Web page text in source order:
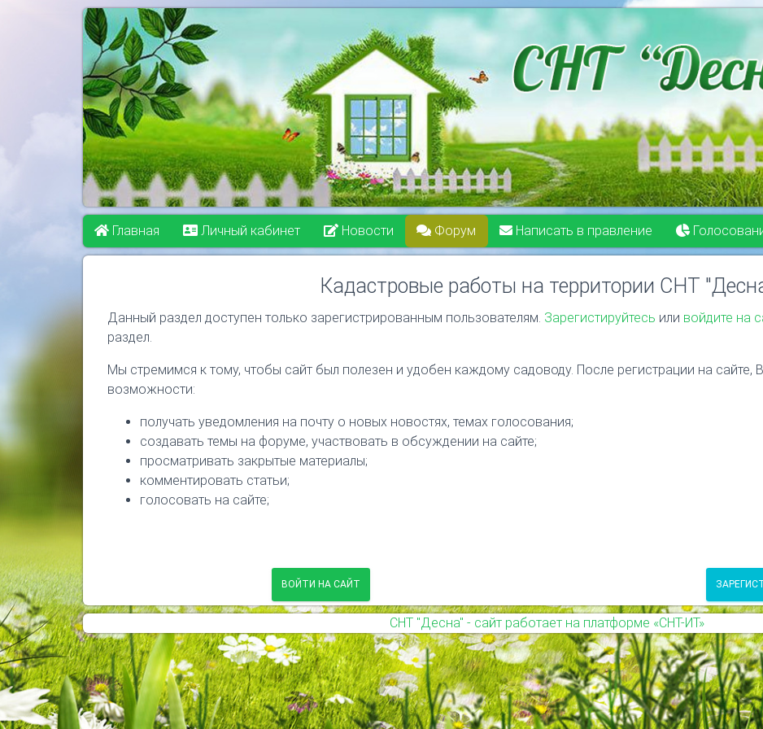
Главная Личный кабинет Новости Форум Написать в правление
Кадастровые работы на территории СНТ
Данный раздел доступен только зарегистрированным пользователям. Зарегистируйтесь или войдите на
раздел.
Мы стремимся к тому, чтобы сайт был полезен и удобен каждому садоводу. После регистрации на сайте,
возможности:
получать уведомления на почту о новых новостях, темах голосования;
создавать темы на форуме, участвовать в обсуждении на сайте;
просматривать закрытые материалы;
комментировать статьи;
голосовать на сайте;
ВОЙТИ НА САЙТ
СНТ "Десна" - сайт работает на платформе «СНТ-ИТ»